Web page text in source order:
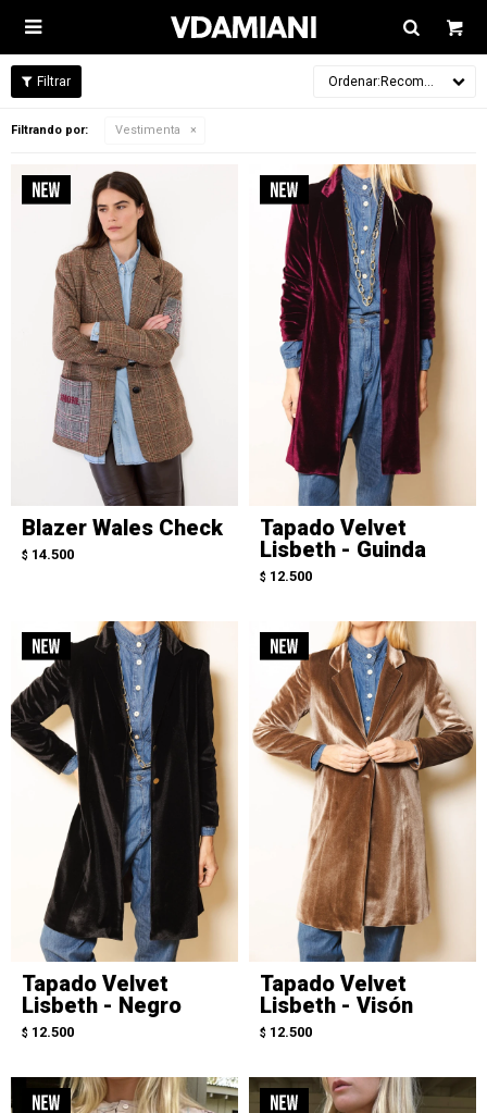

Recomendados
Filtrando por: Vestimenta
Blazer Wales Check
$ 14.500
Tapado Velvet
Lisbeth - Guinda
$ 12.500
Tapado Velvet
Lisbeth - Negro
$ 12.500
Tapado Velvet
Lisbeth - Visón
$ 12.500